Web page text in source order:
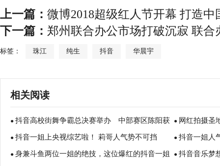
上一篇： 微博2018超级红人节开幕 打造中
下一篇： 郑州联合办公市场打破沉寂 联合
标签： 珠江 纯生 抖音 华晨宇
相关阅读
● 抖音高校街舞争霸总决赛举办 中部赛区陈阳获
得冠军
● 网红拍摄圣
● 抖音一姐上央视综艺啦！ 莉哥人气势不可挡 ● 抖音一姐人
他人暗算
● 身兼斗鱼两位一姐的绝技，这位爆红的抖音一姐 ● 抖音音乐梦